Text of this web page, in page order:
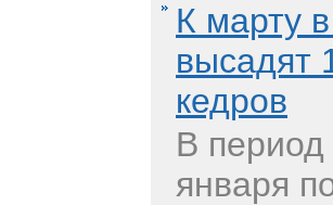
К марту
высадят
кедров
В период
января